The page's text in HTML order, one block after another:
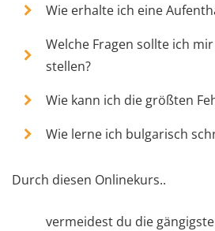
Wie erhalte ich eine
Welche Fragen sollte ich
stellen?
Wie kann ich die größten
Wie lerne ich bulgarisch
Durch diesen Onlinekurs..
vermeidest du die